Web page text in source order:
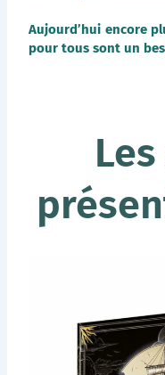
Aujourd’hui encore
pour tous sont un